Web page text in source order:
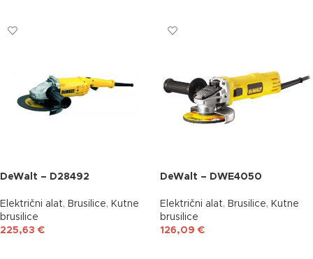
DeWalt – D28492
Električni alat, Brusilice, Kutne
brusilice
225,63 €
DeWalt – DWE4050
Električni alat, Brusilice, Kutne
brusilice
126,09 €